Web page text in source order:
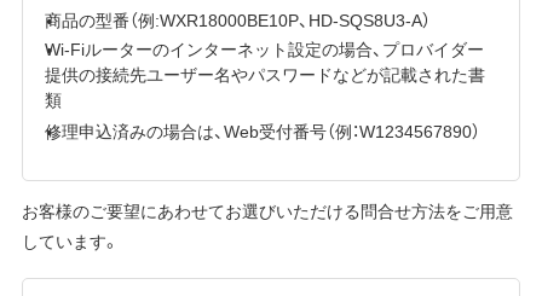
商品の型番（例:WXR18000BE10P、HD-SQS8U3-A）
Wi-Fiルーターのインターネット設定の場合、プロバイダー
提供の接続先ユーザー名やパスワードなどが記載された書
類
修理申込済みの場合は、Web受付番号（例：W1234567890）
お客様のご要望にあわせてお選びいただける問合せ方法をご用意
しています。